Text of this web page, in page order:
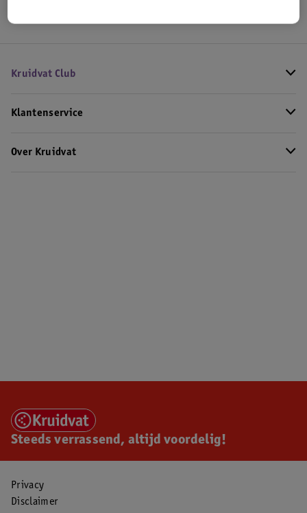
Kruidvat Club
Klantenservice
Over Kruidvat
Steeds verrassend, altijd voordelig!
Privacy
Disclaimer